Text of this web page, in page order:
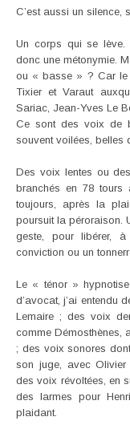
C’est aussi un silence,
Un corps qui se lève.
donc une métonymie.
ou « basse » ? Car le
Tixier et Varaut
Sariac, Jean-Yves Le
Ce sont des voix de
souvent voilées, belles
Des voix lentes ou
branchés en 78 tours
toujours, après la
poursuit la péroraison.
geste, pour libérer, à
conviction ou un
Le « ténor »
d’avocat, j’ai entendu
Lemaire ; des voix
comme Démosthènes,
; des voix sonores
son juge, avec Olivier
des voix révoltées, en
des larmes pour
plaidant.